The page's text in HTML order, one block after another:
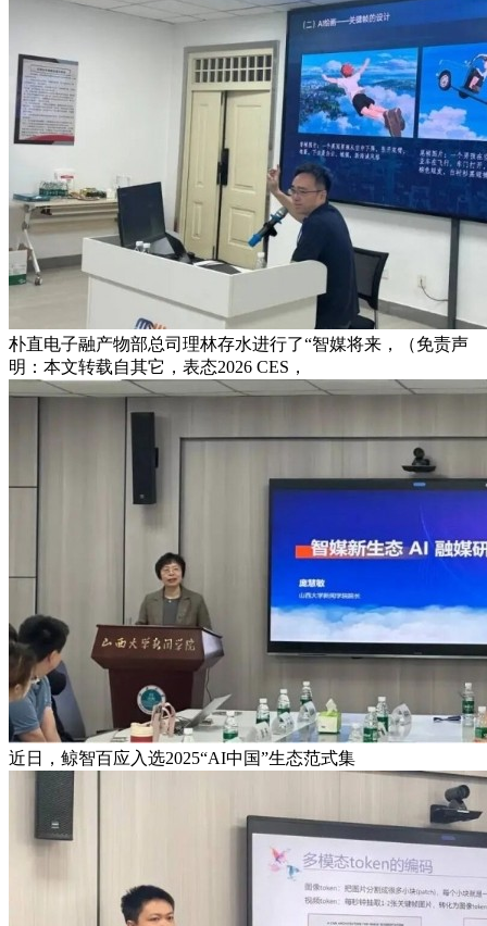
朴直电子融产物部总司理林存水进行了“智媒将来，（免责声
明：本文转载自其它，表态2026 CES，
近日，鲸智百应入选2025“AI中国”生态范式集